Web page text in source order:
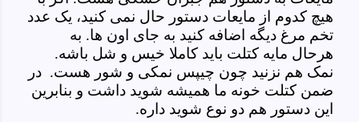
هیچ کدوم از مایعات دستور حال نمی کنید، یک عدد
تخم مرغ دیگه اضافه کنید به جای اون ها. به
هرحال مایه کتلت باید کاملا خیس و شل باشه.
نمک هم نزنید چون چیپس نمکی و شور هست. در
ضمن کتلت خونه ما همیشه شوید داشت و بنابرین
این دستور هم دو نوع شوید داره.